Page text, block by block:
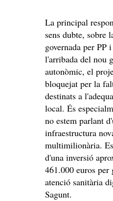
La principal
sens dubte, sobre
governada per PP
l'arribada del nou
autonòmic, el
bloquejat per la
destinats a
local. És
no estem parlant
infraestructura
multimilionària.
d'una inversió
461.000 euros per
atenció sanitària
Sagunt.